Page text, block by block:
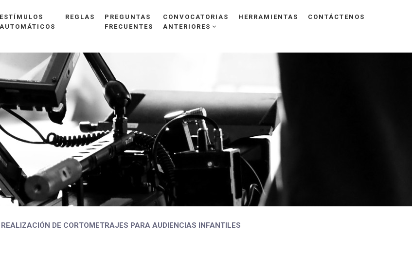
ESTÍMULOS
AUTOMÁTICOS
REGLAS
PREGUNTAS
FRECUENTES
CONVOCATORIAS
ANTERIORES
HERRAMIENTAS CONTÁCTENOS
DE CORTOMETRAJES PARA AUDIENCIAS INFANTILES